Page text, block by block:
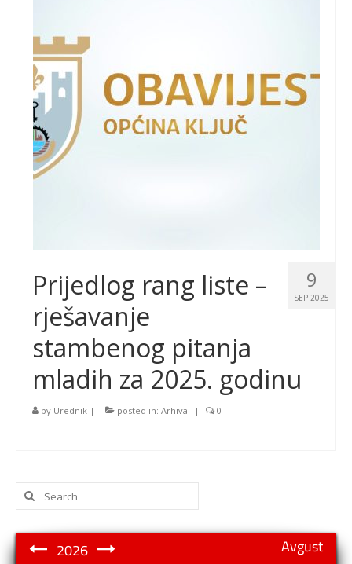
9
SEP 2025
Prijedlog rang liste –
rješavanje
stambenog pitanja
mladih za 2025. godinu
by Urednik | posted in: Arhiva | 0
Search
for:
Avgust
2026